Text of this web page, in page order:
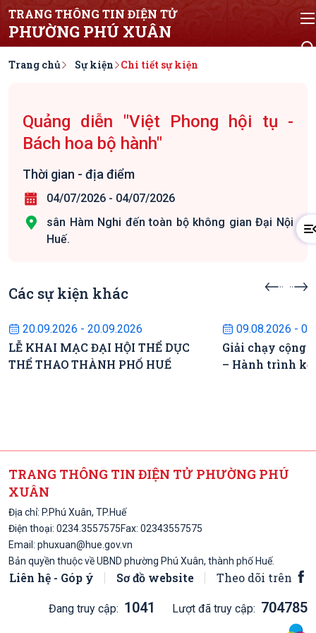
TRANG THÔNG TIN ĐIỆN TỬ
PHƯỜNG PHÚ XUÂN
Trang chủ Sự kiện Chi tiết sự kiện
Quảng diễn "Việt Phong hội tụ -
Bách hoa bộ hành"
Thời gian - địa điểm
04/07/2026 - 04/07/2026
sân Hàm Nghi đến toàn bộ không gian Đại Nội
Huế.
Các sự kiện khác
Sự kiện sắp diễn ra
20.09.2026 - 20.09.2026
LỄ KHAI MẠC ĐẠI HỘI THỂ DỤC
THỂ THAO THÀNH PHỐ HUẾ
09.08.2026 -
Giải chạy cộng
– Hành trình
TRANG THÔNG TIN ĐIỆN TỬ PHƯỜNG PHÚ
XUÂN
Địa chỉ: P.Phú Xuân, TP.Huế
Điện thoại: 0234.3557575Fax: 02343557575
Email: phuxuan@hue.gov.vn
Bản quyền thuộc về UBND phường Phú Xuân, thành phố Huế.
Liên hệ - Góp ý Sơ đồ website Theo dõi trên
Đang truy cập: 1041 Lượt đã truy cập: 704785